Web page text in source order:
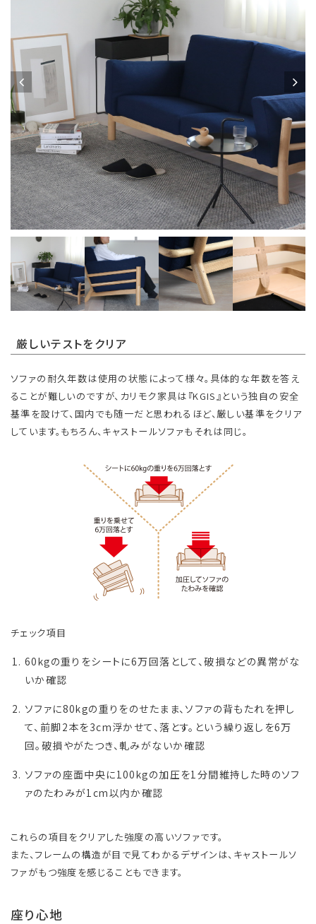
厳しいテストをクリア
ソファの耐久年数は使用の状態によって様々。具体的な年数を答え
ることが難しいのですが、カリモク家具は『KGIS』という独自の安全
基準を設けて、国内でも随一だと思われるほど、厳しい基準をクリア
しています。もちろん、キャストールソファもそれは同じ。
チェック項目
60kgの重りをシートに6万回落として、破損などの異常がな
いか確認
ソファに80kgの重りをのせたまま、ソファの背もたれを押し
て、前脚2本を3cm浮かせて、落とす。という繰り返しを6万
回。破損やがたつき、軋みがないか確認
ソファの座面中央に100kgの加圧を1分間維持した時のソフ
ァのたわみが1cm以内か確認
これらの項目をクリアした強度の高いソファです。
また、フレームの構造が目で見てわかるデザインは、キャストールソ
ファがもつ強度を感じることもできます。
座り心地